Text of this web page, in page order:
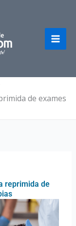
de exames
reprimida de